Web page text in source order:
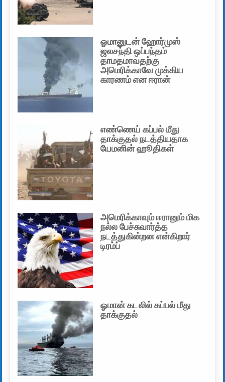
ஓமானுடன் ஹோர்முஸ்
ஜலசந்தி ஒப்பந்தம்
தாமதமாவதற்கு
அமெரிக்காவே முக்கிய
காரணம் என ஈரான்
எண்ணெய் கப்பல் மீது
தாக்குதல் நடத்தியதாக
யேமனின் ஹூதிகள்
அமெரிக்காவும் ஈரானும் மிக
நல்ல பேச்சுவார்த்த
நடத்துகின்றன என்கிறார்
டிரம்ப்
ஓமான் கடலில் கப்பல் மீது
தாக்குதல்